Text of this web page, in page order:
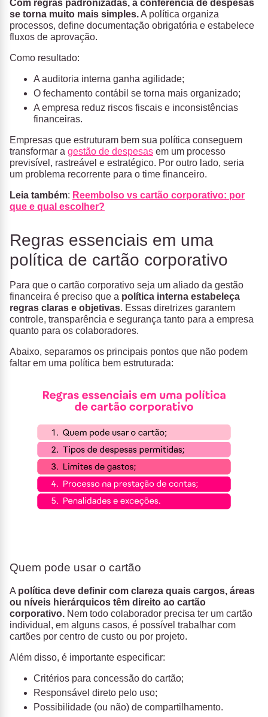
Com regras padronizadas, a conferência de despesas
se torna muito mais simples.A política organiza
processos, define documentação obrigatória e estabelece
fluxos de aprovação.
Como resultado:
A auditoria interna ganha agilidade;
O fechamento contábil se torna mais organizado;
A empresa reduz riscos fiscais e inconsistências
financeiras.
Empresas que estruturam bem sua política conseguem
transformar a gestão de despesas em um processo
previsível, rastreável e estratégico. Por outro lado, seria
um problema recorrente para o time financeiro.
Leia também: Reembolso vs cartão corporativo: por
que e qual escolher?
Regras essenciais em uma
política de cartão corporativo
Para que o cartão corporativo seja um aliado da gestão
financeira é preciso que a política interna estabeleça
regras claras e objetivas. Essas diretrizes garantem
controle, transparência e segurança tanto para a empresa
quanto para os colaboradores.
Abaixo, separamos os principais pontos que não podem
faltar em uma política bem estruturada:
Quem pode usar o cartão
A política deve definir com clareza quais cargos, áreas
ou níveis hierárquicos têm direito ao cartão
corporativo. Nem todo colaborador precisa ter um cartão
individual, em alguns casos, é possível trabalhar com
cartões por centro de custo ou por projeto.
Além disso, é importante especificar:
Critérios para concessão do cartão;
Responsável direto pelo uso;
Possibilidade (ou não) de compartilhamento.